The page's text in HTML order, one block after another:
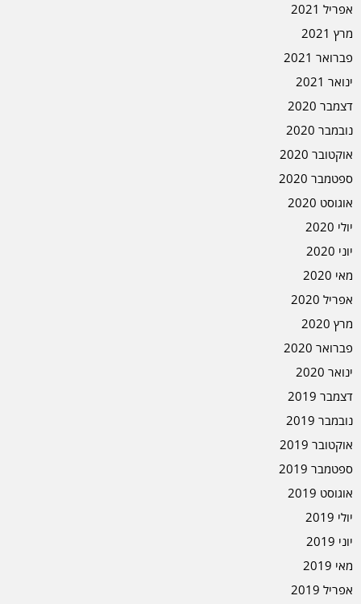
אפריל 2021
מרץ 2021
פברואר 2021
ינואר 2021
דצמבר 2020
נובמבר 2020
אוקטובר 2020
ספטמבר 2020
אוגוסט 2020
יולי 2020
יוני 2020
מאי 2020
אפריל 2020
מרץ 2020
פברואר 2020
ינואר 2020
דצמבר 2019
נובמבר 2019
אוקטובר 2019
ספטמבר 2019
אוגוסט 2019
יולי 2019
יוני 2019
מאי 2019
אפריל 2019